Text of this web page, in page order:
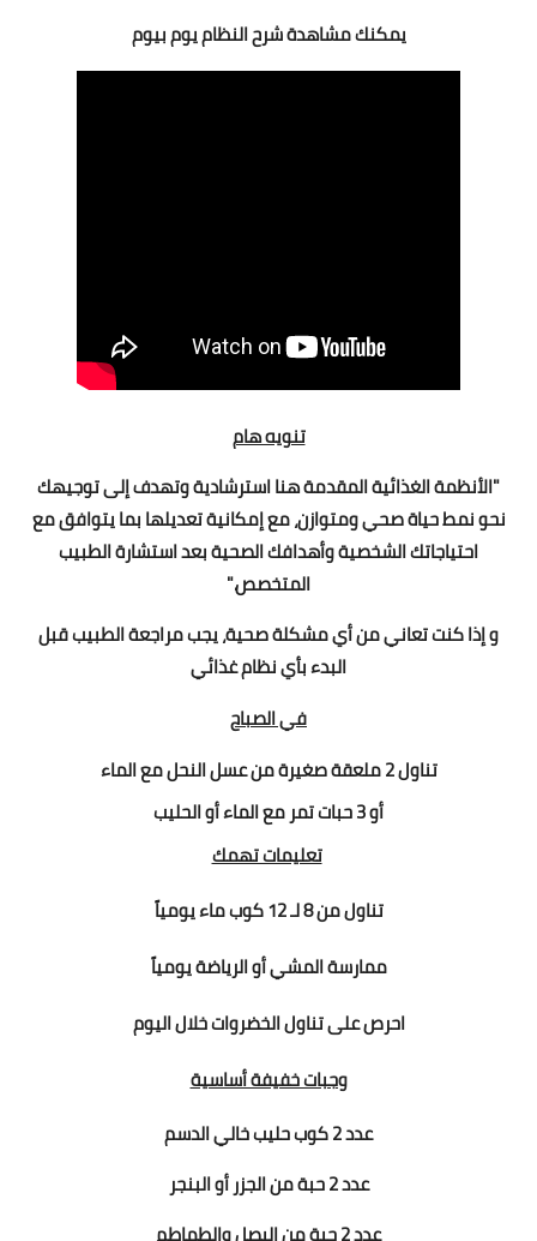
يمكنك مشاهدة شرح النظام يوم بيوم
تنويه هام
"الأنظمة الغذائية المقدمة هنا استرشادية وتهدف إلى توجيهك
نحو نمط حياة صحي ومتوازن، مع إمكانية تعديلها بما يتوافق مع
احتياجاتك الشخصية وأهدافك الصحية بعد استشارة الطبيب
المتخصص."
و إذا كنت تعاني من أي مشكلة صحية، يجب مراجعة الطبيب قبل
البدء بأي نظام غذائي
في الصباح
تناول 2 ملعقة صغيرة من عسل النحل مع الماء
أو3 حبات تمر مع الماء أو الحليب
تعليمات تهمك
تناول من 8 لـ 12 كوب ماء يومياً
ممارسة المشي أو الرياضة يومياً
احرص على تناول الخضروات خلال اليوم
وجبات خفيفة أساسية
عدد 2 كوب حليب خالي الدسم
عدد 2 حبة من الجزر أو البنجر